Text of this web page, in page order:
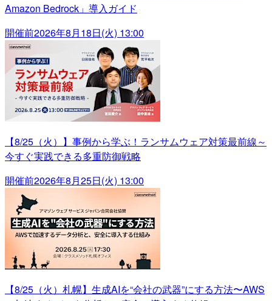
Amazon Bedrock」導入ガイド
開催前2026年8月18日(火) 13:00
【8/25（火）】事例から学ぶ！ランサムウェア対策最前線～
今すぐ実践できる多重防御戦略
開催前2026年8月25日(火) 13:00
【8/25（火）札幌】生成AIを“会社の武器”にする方法〜AWS